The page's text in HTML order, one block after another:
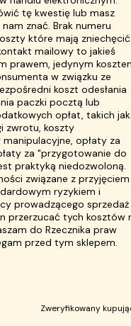
tę kwestię lub masz
znać. Brak numeru
które mają zniechęcić
mailowy to jakieś
prawem, jedynym
w związku ze
koszt odesłania
paczki pocztą lub
opłat, takich
zwrotu, koszty
opłaty za
za "przygotowanie do
praktyką niedozwoloną.
związane z
ryzykiem i
prowadzącego sprzedaż
przerzucać tych kosztów
do Rzecznika praw
przed tym sklepem.
Zweryfikowany